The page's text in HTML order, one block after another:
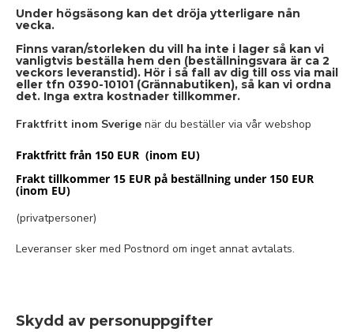
Under högsäsong kan det dröja ytterligare nån
vecka.
Finns varan/storleken du vill ha inte i lager så kan vi
vanligtvis beställa hem den (beställningsvara är ca 2
veckors leveranstid). Hör i så fall av dig till oss via mail
eller tfn 0390-10101 (Grännabutiken), så kan vi ordna
det. Inga extra kostnader tillkommer.
Fraktfritt inom Sverige när du beställer via vår webshop
Fraktfritt från 150 EUR (inom EU)
Frakt tillkommer 15 EUR på beställning under 150 EUR
(inom EU)
(privatpersoner)
Leveranser sker med Postnord om inget annat avtalats.
Skydd av personuppgifter